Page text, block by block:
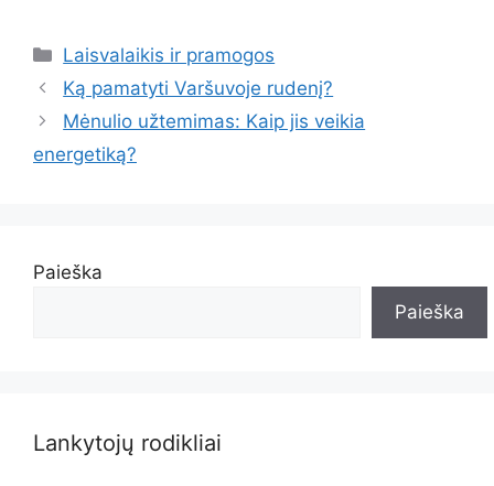
Kategorijos
Laisvalaikis ir pramogos
Ką pamatyti Varšuvoje rudenį?
Mėnulio užtemimas: Kaip jis veikia
energetiką?
Paieška
Paieška
Lankytojų rodikliai